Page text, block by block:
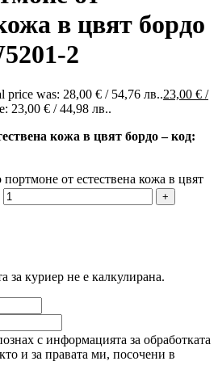
в цвят бордо
2
price was: 28,00 € / 54,76 лв..23,00 € /
23,00 € / 44,98 лв..
кожа в цвят бордо – код:
от естествена кожа в цвят
за куриер не е калкулирана.
с информацията за обработката
и за правата ми, посочени в